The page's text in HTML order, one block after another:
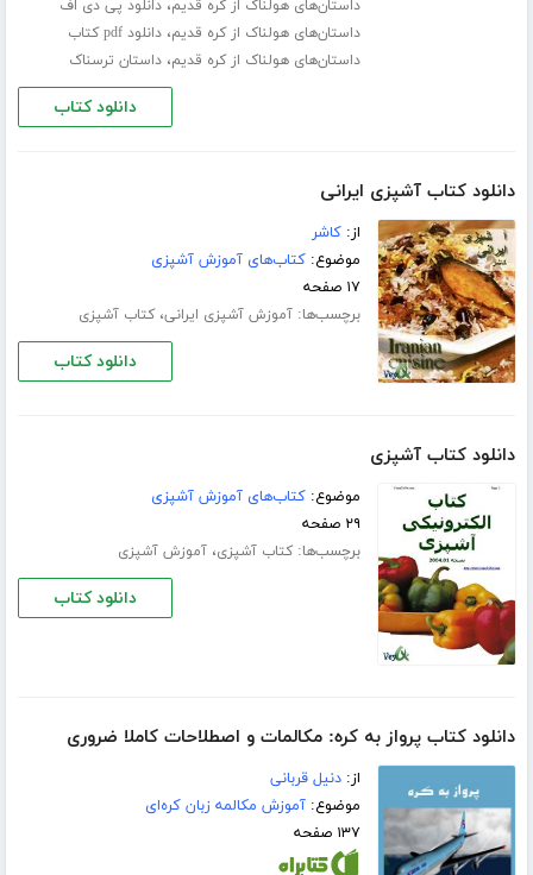
داستان‌های هولناک از کره قدیم،دانلود پی دی اف
داستان‌های هولناک از کره قدیم،
دانلود pdf کتاب
داستان‌های هولناک از کره قدیم،داستان ترسناک
دانلود کتاب
دانلود کتاب آشپزی ایرانی
از:کاشر
موضوع:کتاب‌های آموزش آشپزی
۱۷ صفحه
برچسب‌ها:آموزش آشپزی ایرانی،کتاب آشپزی
دانلود کتاب
دانلود کتاب آشپزی
موضوع:کتاب‌های آموزش آشپزی
۲۹ صفحه
برچسب‌ها:کتاب آشپزی،آموزش آشپزی
دانلود کتاب
دانلود کتاب پرواز به کره: مکالمات و اصطلاحات کاملا ضروری
از:دنیل قربانی
موضوع:آموزش مکالمه زبان کره‌ای
۱۳۷ صفحه